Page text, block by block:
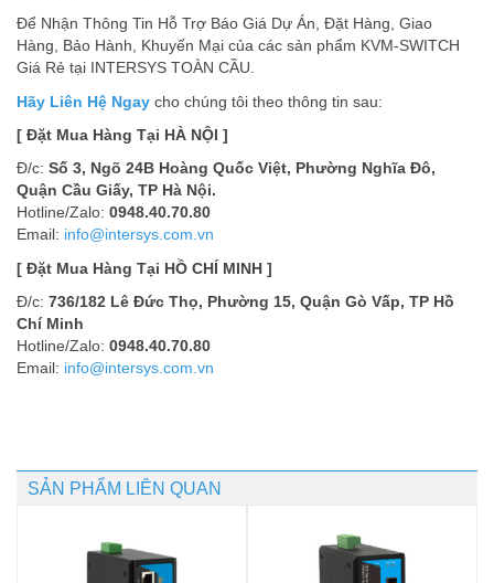
Để Nhận Thông Tin Hỗ Trợ Báo Giá Dự Án, Đặt Hàng, Giao
Hàng, Bảo Hành, Khuyến Mại của các sản phẩm KVM-SWITCH
Giá Rẻ tại INTERSYS TOÀN CẦU.
Hãy Liên Hệ Ngay cho chúng tôi theo thông tin sau:
[ Đặt Mua Hàng Tại HÀ NỘI ]
Đ/c: Số 3, Ngõ 24B Hoàng Quốc Việt, Phường Nghĩa Đô,
Quận Cầu Giấy, TP Hà Nội.
Hotline/Zalo: 0948.40.70.80
Email: info@intersys.com.vn
[ Đặt Mua Hàng Tại HỒ CHÍ MINH ]
Đ/c: 736/182 Lê Đức Thọ, Phường 15, Quận Gò Vấp, TP Hồ
Chí Minh
Hotline/Zalo: 0948.40.70.80
Email: info@intersys.com.vn
SẢN PHẨM LIÊN QUAN